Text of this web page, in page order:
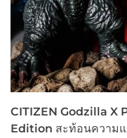
CITIZEN Godzilla X
Edition สะท้อนความ